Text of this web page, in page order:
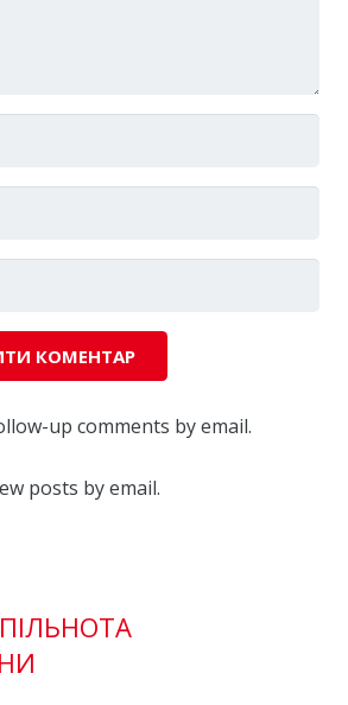
up comments by email.
posts by email.